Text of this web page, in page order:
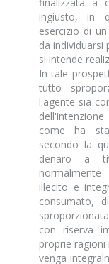
ingiusto, in
esercizio di
da
si intende
In tale
tutto
l'agente sia
come ha
secondo la
denaro a
illecito e
consumato,
con riserva
proprie
venga